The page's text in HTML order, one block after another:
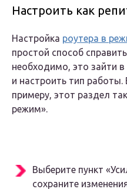
Настроить как
Настройка роутера в
простой способ
необходимо, это зайти
и настроить тип
примеру, этот раздел
режим».
Выберите пункт
сохраните